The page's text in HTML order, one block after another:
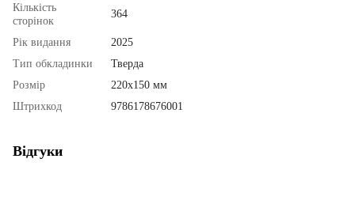
Кількість
сторінок
364
Рік видання
2025
Тип обкладинки
Тверда
Розмір
220х150 мм
Штрихкод
9786178676001
Відгуки